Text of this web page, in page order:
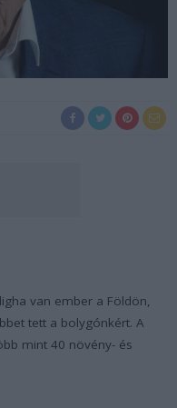
van ember a Földön,
tett a bolygónkért. A
mint 40 növény- és